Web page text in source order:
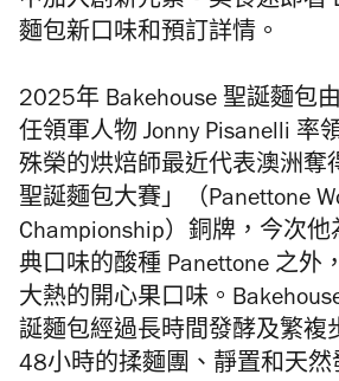
麵包新口味和預訂詳情。
2025年 Bakehouse 聖誕麵包
任領軍人物 Jonny Pisanelli 率
殊榮的烘焙師最近代表澳洲奪
聖誕麵包大賽」（Panettone
Championship）銅牌，今次
典口味的酸種 Panettone 之外
大熱的開心果口味。
誕麵包經過長時間發酵及繁複
48小時的揉麵團、靜置和天然